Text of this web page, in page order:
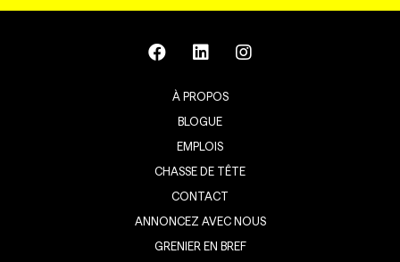
À PROPOS
BLOGUE
EMPLOIS
CHASSE DE TÊTE
CONTACT
ANNONCEZ AVEC NOUS
GRENIER EN BREF